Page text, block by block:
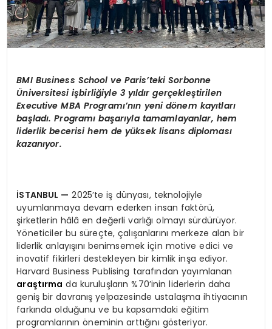
BMI Business School ve Paris’teki Sorbonne
Üniversitesi işbirliğiyle 3 yıldır gerçekleştirilen
Executive MBA Programı’nın yeni dönem kayıtları
başladı. Programı başarıyla tamamlayanlar, hem
liderlik becerisi hem de yüksek lisans diploması
kazanıyor.
İSTANBUL — 2025’te iş dünyası, teknolojiyle
uyumlanmaya devam ederken insan faktörü,
şirketlerin hâlâ en değerli varlığı olmayı sürdürüyor.
Yöneticiler bu süreçte, çalışanlarını merkeze alan bir
liderlik anlayışını benimsemek için motive edici ve
inovatif fikirleri destekleyen bir kimlik inşa ediyor.
Harvard Business Publising tarafından yayımlanan
araştırma da kuruluşların %70’inin liderlerin daha
geniş bir davranış yelpazesinde ustalaşma ihtiyacının
farkında olduğunu ve bu kapsamdaki eğitim
programlarının öneminin arttığını gösteriyor.